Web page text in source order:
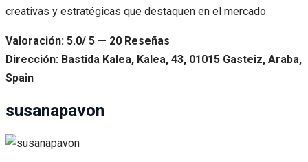
creativas y estratégicas que destaquen en el mercado.
Valoración: 5.0/ 5 — 20 Reseñas
Dirección: Bastida Kalea, Kalea, 43, 01015 Gasteiz, Araba,
Spain
susanapavon